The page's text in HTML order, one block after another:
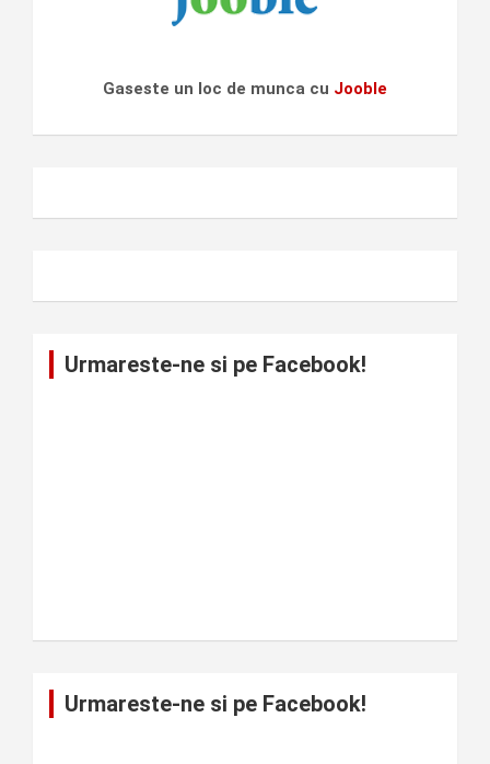
Gaseste un loc de munca cu Jooble
Urmareste-ne si pe Facebook!
Urmareste-ne si pe Facebook!